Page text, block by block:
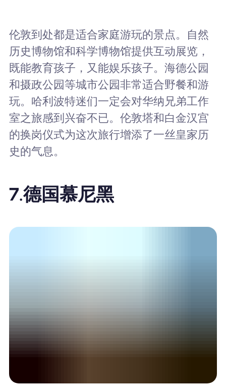
伦敦到处都是适合家庭游玩的景点。自然
历史博物馆和科学博物馆提供互动展览，
既能教育孩子，又能娱乐孩子。海德公园
和摄政公园等城市公园非常适合野餐和游
玩。哈利波特迷们一定会对华纳兄弟工作
室之旅感到兴奋不已。伦敦塔和白金汉宫
的换岗仪式为这次旅行增添了一丝皇家历
史的气息。
7.德国慕尼黑